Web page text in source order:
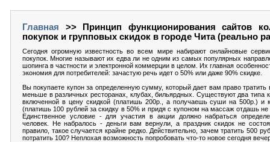
Главная >> Принцип функционирования сайтов
покупок и групповых скидок в городе Чита (реально
Сегодня огромную известность во всем мире набирают онлайновые
покупок. Многие называют их едва ли не одним из самых популярных
шопинга в частности и электронной коммерции в целом. Их главная
экономия для потребителей: зачастую речь идет о 50% или даже 90% скидке.
Вы покупаете купон за определенную сумму, который дает вам право тратить
меньше в различных ресторанах, клубах, бильярдных. Существуют два типа
включенной в цену скидкой (платишь 200р., а получаешь суши на 500р.) и
(платишь 100 рублей за скидку в 50% и придя с купоном на массаж отдашь не
Единственное условие - для участия в акции должно набраться
человек. Не набралось - деньги вам вернули, а праздник скидок не
правило, такое случается крайне редко. Действительно, зачем тратить 500
потратить 100? Неплохая возможность попробовать что-то новое сегодня